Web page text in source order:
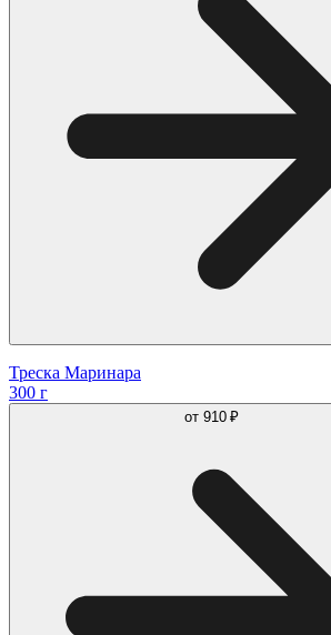
Треска Маринара
300 г
от 910 ₽